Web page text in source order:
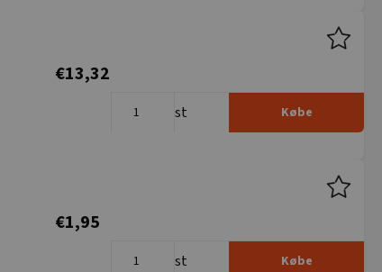
€13,32
st Købe
€1,95
st Købe